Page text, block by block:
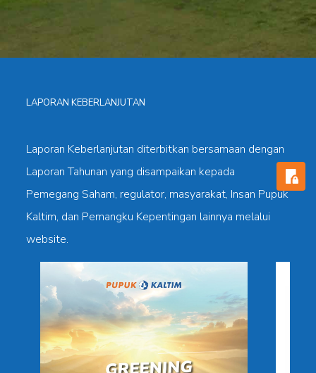
LAPORAN KEBERLANJUTAN
Laporan Keberlanjutan diterbitkan bersamaan dengan
Laporan Tahunan yang disampaikan kepada
Pemegang Saham, regulator, masyarakat, Insan Pupuk
Kaltim, dan Pemangku Kepentingan lainnya melalui
website.